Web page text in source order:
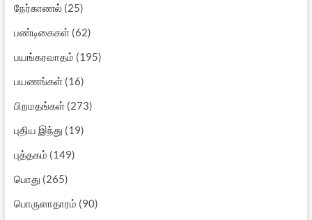
நேர்காணல்(25)
பண்டிகைகள்(62)
பயங்கரவாதம் (195)
பயணங்கள்(16)
பிறமதங்கள்(273)
புதிய இந்து (19)
புத்தகம் (149)
பொது (265)
பொருளாதாரம் (90)